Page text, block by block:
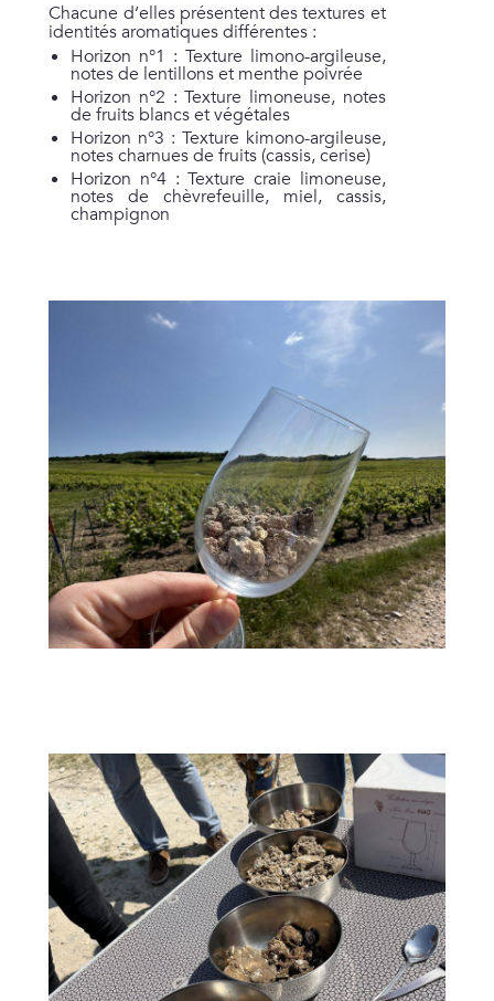
Découvrez nos différentes expériences !
Chacune d’elles présentent des textures et
identités aromatiques différentes :
Horizon n°1 : Texture limono-argileuse,
notes de lentillons et menthe poivrée
Horizon n°2 : Texture limoneuse, notes
de fruits blancs et végétales
Horizon n°3 : Texture kimono-argileuse,
notes charnues de fruits (cassis, cerise)
Horizon n°4 : Texture craie limoneuse,
notes de chèvrefeuille, miel, cassis,
champignon